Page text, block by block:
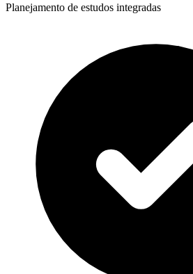
Planejamento de estudos integradas